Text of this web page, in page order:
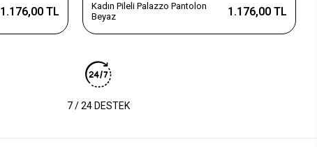
1.176,00 TL
Kadın Pileli Palazzo Pantolon
Beyaz
1.176,00 TL
7 / 24 DESTEK